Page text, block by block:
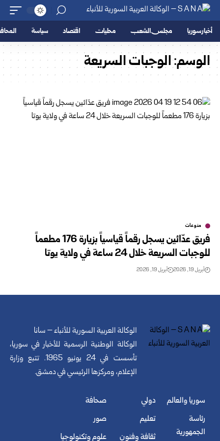
أخبار سوريا مجلس الشعب محليات اقتصاد سياسة
الوسم:الوجبات السريعة
منوعات
فريق عدّائين يسجل رقماً قياسياً بزيارة 176 مطعماً
للوجبات السريعة خلال 24 ساعة في ولاية يوتا
أبريل 19, 2026 أبريل 19, 2026
الوكالة العربية السورية للأنباء – سانا
الوكالة الوطنية الرسمية للأخبار في سوريا،
تأسست في 24 يونيو 1965. تتبع وزارة
الإعلام، ومركزها الرئيسي في دمشق.
سوريا والعالم
رئاسة
الجمهورية
دولي
تعليم
ثقافة وفنون
صحافة
صور
علوم وتكنولوجيا